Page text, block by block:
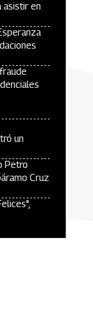
asistir en
un
Petro
Cruz